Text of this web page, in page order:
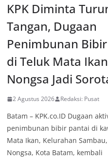
KPK Diminta
Tangan, Dugaan
Penimbunan
di Teluk Mata Ikan
Nongsa Jadi
2 Agustus 2026 Redaksi: Pusat
Batam – KPK.co.ID Dugaan
penimbunan bibir pantai di
Mata Ikan, Kelurahan
Nongsa, Kota Batam, kembali